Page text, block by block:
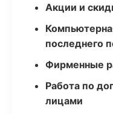
Акции и
последнего
Фирменные
Работа по
лицами